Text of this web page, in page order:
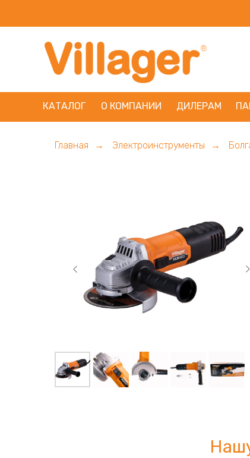
КАТАЛОГ О КОМПАНИИ ДИЛЕРАМ
Главная → Электроинструменты →